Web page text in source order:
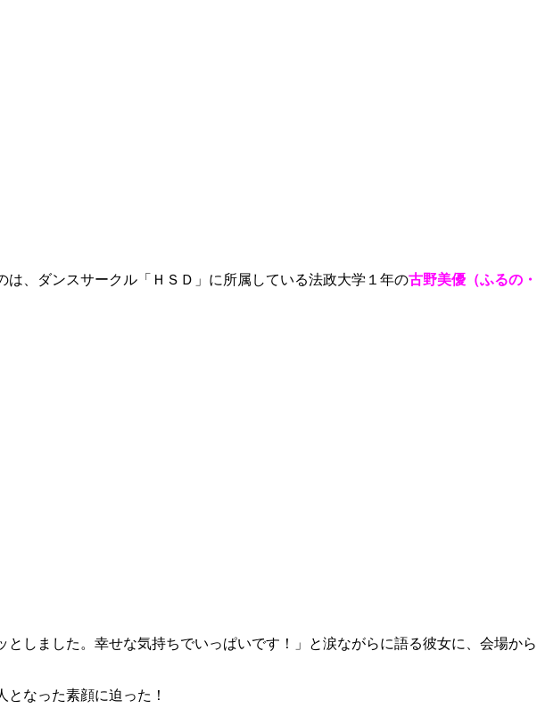
、ダンスサークル「ＨＳＤ」に所属している法政大学１年の古野美優（ふるの・
しました。幸せな気持ちでいっぱいです！」と涙ながらに語る彼女に、会場から
なった素顔に迫った！